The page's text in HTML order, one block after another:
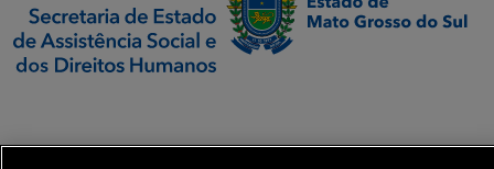
Transformação Digital